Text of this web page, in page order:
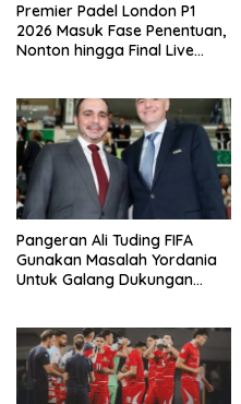
Premier Padel London P1
2026 Masuk Fase Penentuan,
Nonton hingga Final Live
Pangeran Ali Tuding FIFA
Gunakan Masalah Yordania
Untuk Galang Dukungan